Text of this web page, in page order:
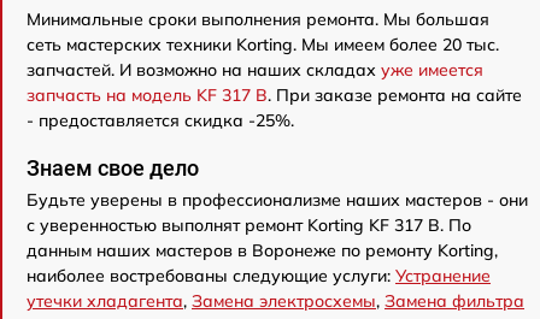
Минимальные сроки выполнения ремонта. Мы большая
сеть мастерских техники Korting. Мы имеем более 20 тыс.
запчастей. И возможно на наших складах уже имеется
запчасть на модель KF 317 B. При заказе ремонта на сайте
- предоставляется скидка -25%.
Знаем свое дело
Будьте уверены в профессионализме наших мастеров - они
с уверенностью выполнят ремонт Korting KF 317 B. По
данным наших мастеров в Воронеже по ремонту Korting,
наиболее востребованы следующие услуги: Устранение
утечки хладагента, Замена электросхемы, Замена фильтра